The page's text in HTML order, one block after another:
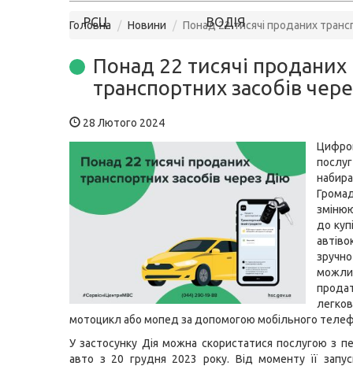
РСЦ ВОДІЯ
Головна Новини Понад 22 тисячі проданих
Понад 22 тисячі проданих
транспортних засобів
28 Лютого 2024
до
мотоцикл або мопед за допомогою мобільного
У застосунку Дія можна скористатися послугою з
авто з 20 грудня 2023 року. Від моменту її